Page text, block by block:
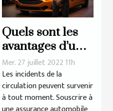
Quels sont les
avantages d’une
assurance
automobile pour
une location ?
Mer. 27 juillet 2022 11h
Les incidents de la
circulation peuvent survenir
à tout moment. Souscrire à